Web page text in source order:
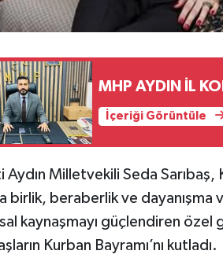
MHP AYDIN İL
İçeriği Görüntüle
Aydın Milletvekili Seda Sarıbaş,
birlik, beraberlik ve dayanışma
kaynaşmayı güçlendiren
Kurban Bayramı’nı kutladı.